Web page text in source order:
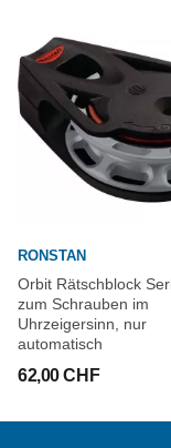
RONSTAN
Orbit Rätschblock
zum Schrauben im
Uhrzeigersinn, nur
automatisch
62,00 CHF